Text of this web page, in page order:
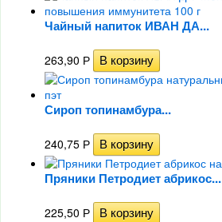
Чайный напиток ИВАН ДА...
263,90 Р
Сироп топинамбура...
240,75 Р
Пряники Петродиет абрикос...
225,50 Р